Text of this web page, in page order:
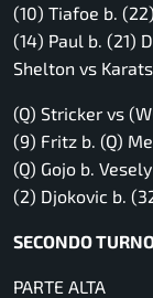
(10) Tiafoe b.
(14) Paul b. (21)
Shelton vs
(Q) Stricker vs
(9) Fritz b. (Q)
(Q) Gojo b. Vesely
(2) Djokovic b.
SECONDO
PARTE ALTA